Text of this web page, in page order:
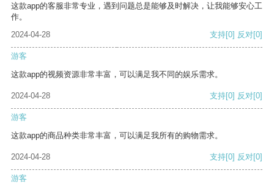
这款app的客服非常专业，遇到问题总是能够及时解决，让我能够安心工
作。
2024-04-28
支持[0] 反对[0]
游客
这款app的视频资源非常丰富，可以满足我不同的娱乐需求。
2024-04-28 支持[0] 反对[0]
游客
这款app的商品种类非常丰富，可以满足我所有的购物需求。
2024-04-28 支持[0] 反对[0]
游客